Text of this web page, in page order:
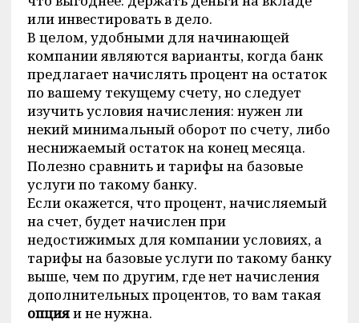
или инвестировать в дело.
В целом, удобными для начинающей
компании являются варианты, когда банк
предлагает начислять процент на остаток
по вашему текущему счету, но следует
изучить условия начисления: нужен ли
некий минимальный оборот по счету, либо
неснижаемый остаток на конец месяца.
Полезно сравнить и тарифы на базовые
услуги по такому банку.
Если окажется, что процент, начисляемый
на счет, будет начислен при
недостижимых для компании условиях, а
тарифы на базовые услуги по такому банку
выше, чем по другим, где нет начисления
дополнительных процентов, то вам такая
опцияи не нужна.